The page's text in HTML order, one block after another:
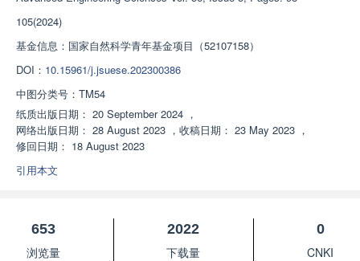
105(2024)
基金信息： 国家自然科学青年基金项目（52107158）
DOI： 10.15961/j.jsuese.202300386
中图分类号： TM54
纸质出版日期： 20 September 2024 ，
网络出版日期： 28 August 2023 ， 收稿日期： 23 May 2023 ，
修回日期： 18 August 2023
引用本文
653
浏览量
2022
下载量
0
CNKI